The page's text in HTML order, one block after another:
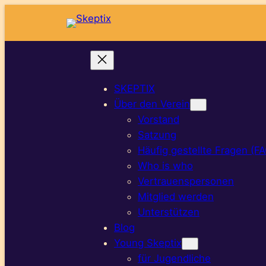
springen
SKEPTIX
Über den Verein
Vorstand
Satzung
Häufig gestellte Fragen
Who is who
Vertrauenspersonen
Mitglied werden
Unterstützen
Blog
Young Skeptix
für Jugendliche